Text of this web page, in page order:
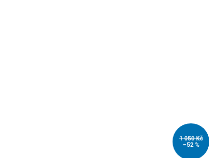
1 050 Kč
–52 %